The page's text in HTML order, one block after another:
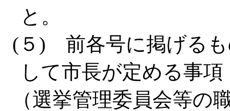
と。
(５) 前各号に掲げるも
して市長が定める事項
（選挙管理委員会等の